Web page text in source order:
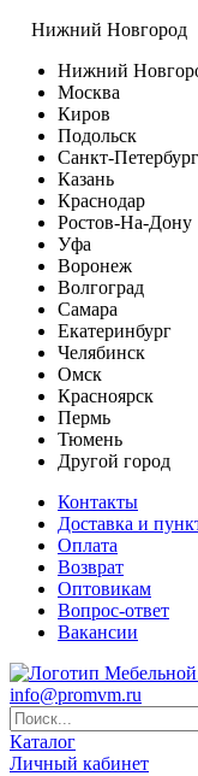
Нижний Новгород
Нижний
Москва
Киров
Подольск
Санкт-Петербург
Казань
Краснодар
Ростов-На-Дону
Уфа
Воронеж
Волгоград
Самара
Екатеринбург
Челябинск
Омск
Красноярск
Пермь
Тюмень
Другой город
Контакты
Доставка и
Оплата
Возврат
Оптовикам
Вопрос-ответ
Вакансии
info@promvm.ru
Каталог
Личный кабинет